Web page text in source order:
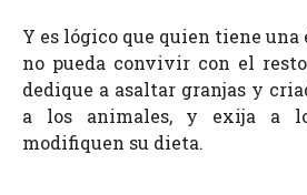
Y es lógico que quien tiene
no pueda convivir con el
dedique a asaltar granjas y
a los animales, y exija a
modifiquen su dieta.